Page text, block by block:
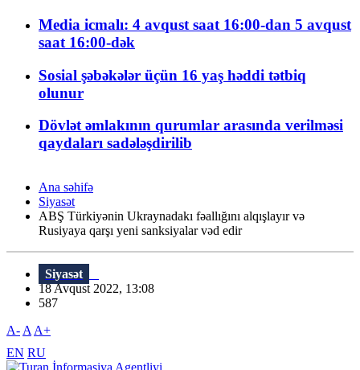
Media icmalı: 4 avqust saat 16:00-dan 5 avqust
saat 16:00-dək
Sosial şəbəkələr üçün 16 yaş həddi tətbiq
olunur
Dövlət əmlakının qurumlar arasında verilməsi
qaydaları sadələşdirilib
Ana səhifə
Siyasət
ABŞ Türkiyənin Ukraynadakı fəallığını alqışlayır və
Rusiyaya qarşı yeni sanksiyalar vəd edir
Siyasət
18 Avqust 2022, 13:08
587
A- A A+
EN RU